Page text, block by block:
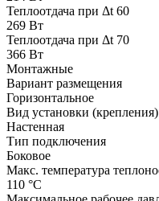
Теплоотдача при Δt 60
269 Вт
Теплоотдача при Δt 70
366 Вт
Монтажные
Вариант размещения
Горизонтальное
Вид установки (крепления)
Настенная
Тип подключения
Боковое
Макс. температура
110 °С